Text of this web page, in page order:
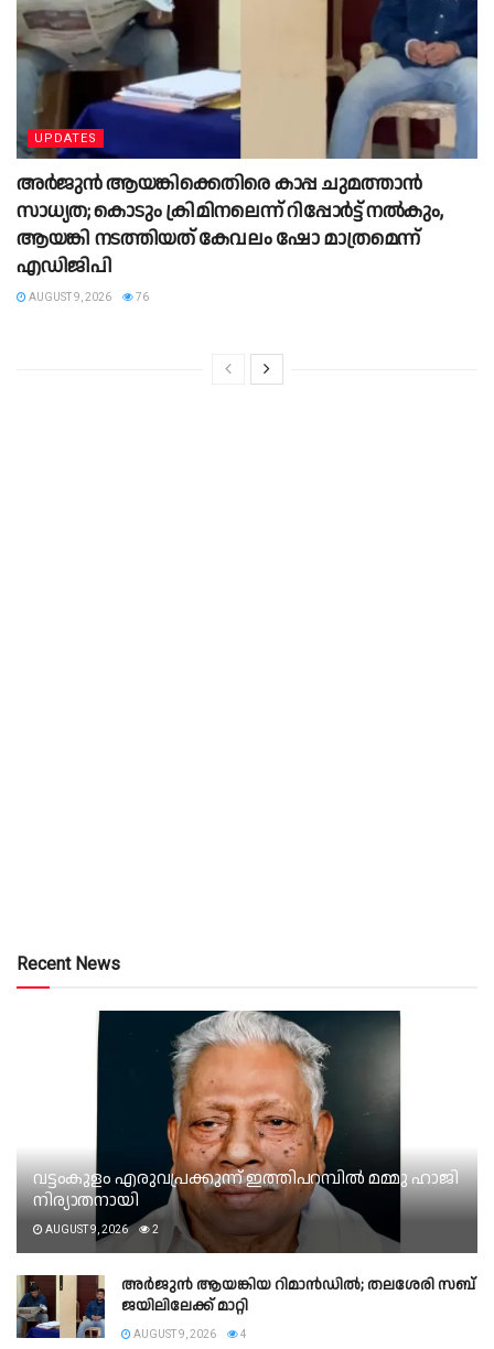
UPDATES
അർജുൻ ആയങ്കിക്കെതിരെ കാപ്പ ചുമത്താൻ
സാധ്യത; കൊടും ക്രിമിനലെന്ന് റിപ്പോർട്ട് നൽകും,
ആയങ്കി നടത്തിയത് കേവലം ഷോ മാത്രമെന്ന്
എഡിജിപി
AUGUST 9, 2026 76
Recent News
വട്ടംകുളം എരുവപ്രക്കുന്ന് ഇത്തിപറമ്പിൽ മമ്മു ഹാജി
നിര്യാതനായി
AUGUST 9, 2026 2
അർജുൻ ആയങ്കിയ റിമാൻഡിൽ; തലശേരി സബ്
ജയിലിലേക്ക് മാറ്റി
AUGUST 9, 2026 4